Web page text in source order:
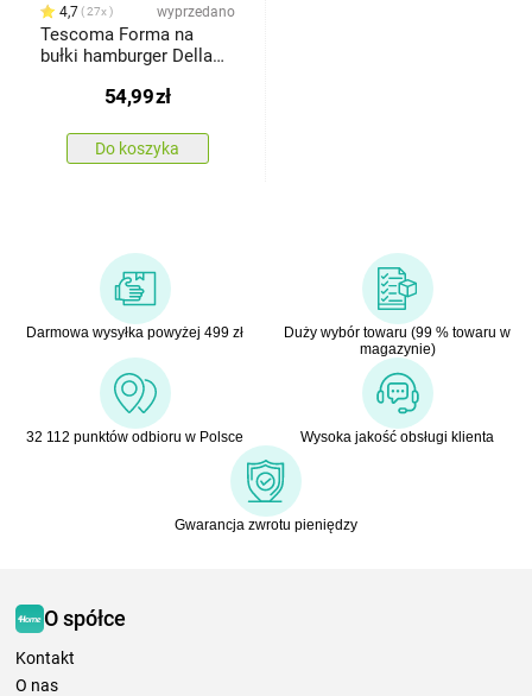
4,7 27x wyprzedano
Tescoma Forma na
bułki hamburger Della
54,99zł
Do koszyka
Darmowa wysyłka powyżej 499 zł
Duży wybór towaru (99 % towaru w
magazynie)
32 112 punktów odbioru w Polsce Wysoka jakość obsługi klienta
Gwarancja zwrotu pieniędzy
O spółce
Kontakt
O nas